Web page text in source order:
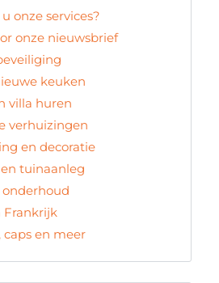
onze services?
onze nieuwsbrief
keuken
villa huren
verhuizingen
en decoratie
tuinaanleg
onderhoud
Frankrijk
caps en meer